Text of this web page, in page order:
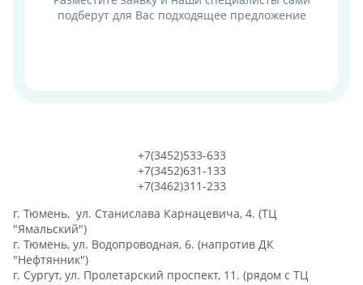
подберут для Вас подходящее предложение
+7(3452)533-633
+7(3452)631-133
+7(3462)311-233
г. Тюмень, ул. Станислава Карнацевича, 4. (ТЦ
"Ямальский")
г. Тюмень, ул. Водопроводная, 6. (напротив ДК
"Нефтянник")
г. Сургут, ул. Пролетарский проспект, 11. (рядом с ТЦ